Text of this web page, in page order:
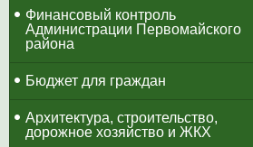
​Финансовый контроль
Администрации Первомайского
района
Бюджет для граждан
Архитектура, строительство,
дорожное хозяйство и ЖКХ